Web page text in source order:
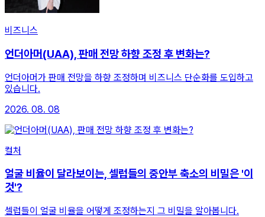
비즈니스
언더아머(UAA), 판매 전망 하향 조정 후 변화는?
언더아머가 판매 전망을 하향 조정하며 비즈니스 단순화를 도입하고
있습니다.
2026. 08. 08
컬처
얼굴 비율이 달라보이는, 셀럽들의 중안부 축소의 비밀은 '이
것'?
셀럽들이 얼굴 비율을 어떻게 조정하는지 그 비밀을 알아봅니다.